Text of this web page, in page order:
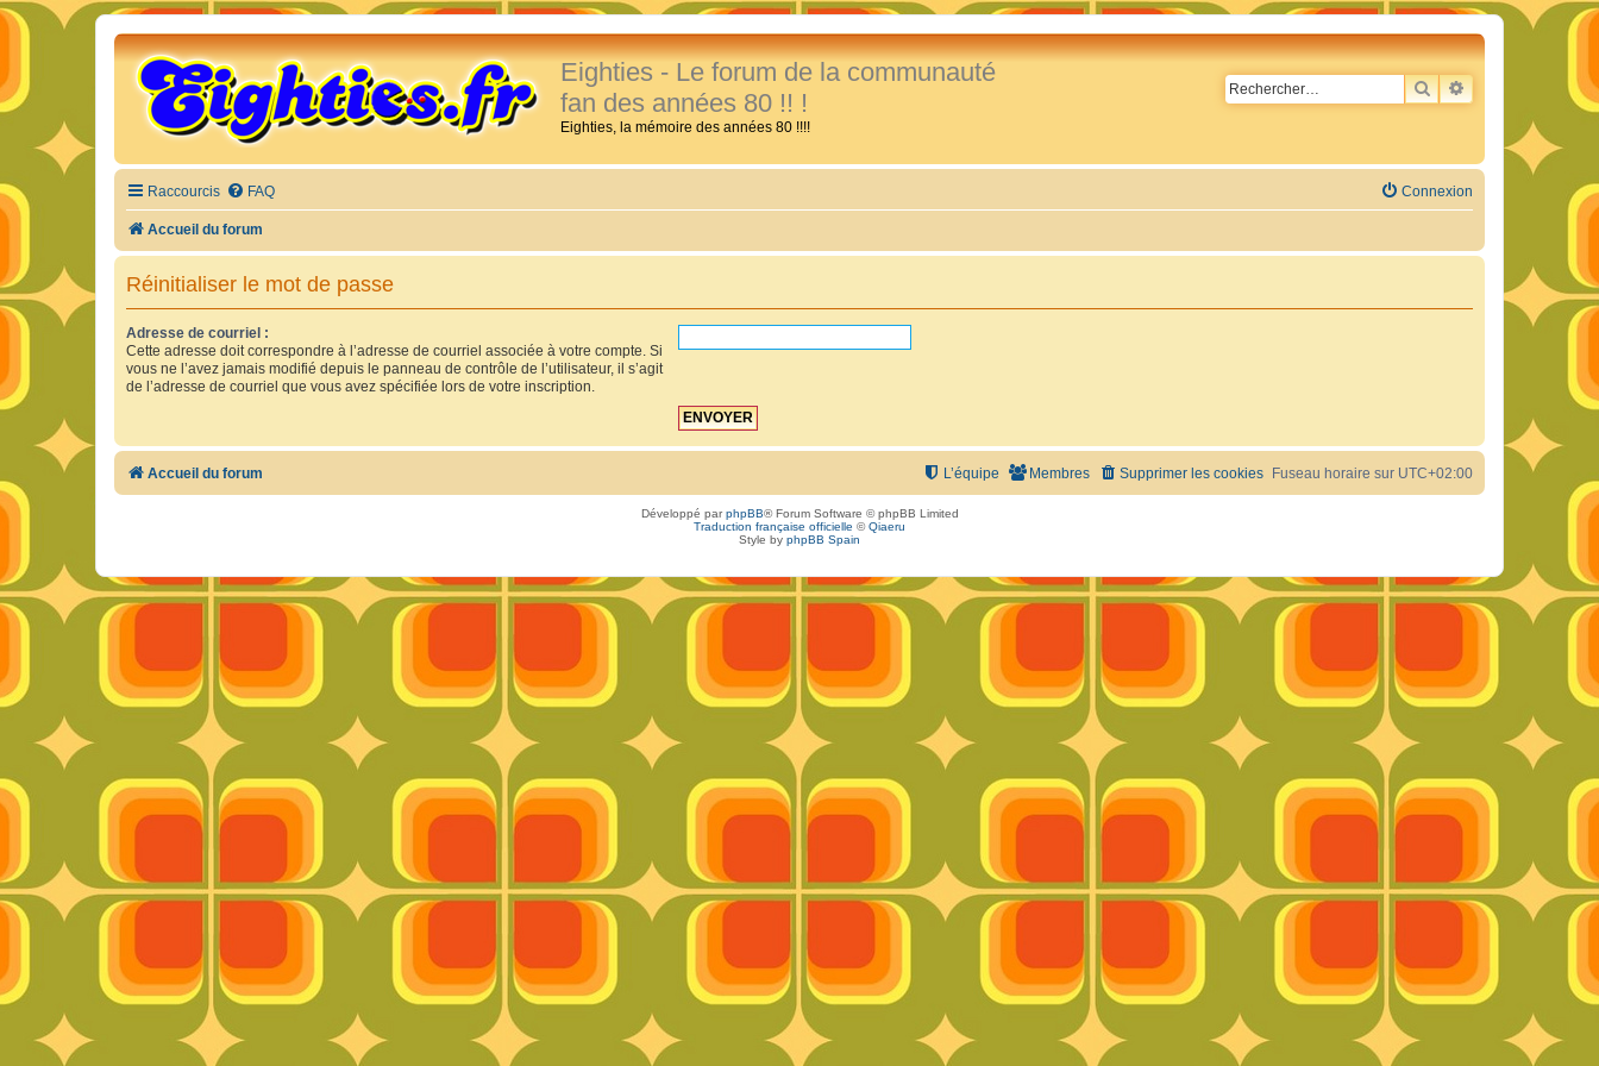
Eighties - Le forum de la communauté
fan des années 80 !! !
Eighties, la mémoire des années 80 !!!!
RECHERCHER
RECHERCHE
Raccourcis FAQ Connexion
Accueil du forum
Réinitialiser le mot de passe
Adresse de courriel :
Cette adresse doit correspondre à l’adresse de courriel associée à votre compte. Si
vous ne l’avez jamais modifié depuis le panneau de contrôle de l’utilisateur, il s’agit
de l’adresse de courriel que vous avez spécifiée lors de votre inscription.
Accueil du forum Fuseau horaire sur UTC+02:00
Supprimer les cookies
Membres
L’équipe
Développé parphpBB® Forum Software © phpBB Limited
Traduction française officielle ©Qiaeru
Style by phpBB Spain